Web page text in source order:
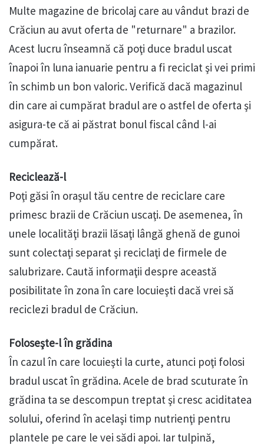
Multe magazine de bricolaj care au vândut brazi de
Crăciun au avut oferta de "returnare" a brazilor.
Acest lucru înseamnă că poţi duce bradul uscat
înapoi în luna ianuarie pentru a fi reciclat şi vei primi
în schimb un bon valoric. Verifică dacă magazinul
din care ai cumpărat bradul are o astfel de oferta şi
asigura-te că ai păstrat bonul fiscal când l-ai
cumpărat.
Reciclează-l
Poţi găsi în oraşul tău centre de reciclare care
primesc brazii de Crăciun uscaţi. De asemenea, în
unele localităţi brazii lăsaţi lângă ghenă de gunoi
sunt colectaţi separat şi reciclaţi de firmele de
salubrizare. Caută informaţii despre această
posibilitate în zona în care locuieşti dacă vrei să
reciclezi bradul de Crăciun.
Foloseşte-l în grădina
În cazul în care locuieşti la curte, atunci poţi folosi
bradul uscat în grădina. Acele de brad scuturate în
grădina ta se descompun treptat şi cresc aciditatea
solului, oferind în acelaşi timp nutrienţi pentru
plantele pe care le vei sădi apoi. Iar tulpină,